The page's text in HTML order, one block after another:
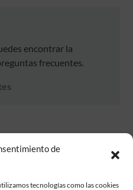
de
tecnologías como las cookies
encontrar la
frecuentes.